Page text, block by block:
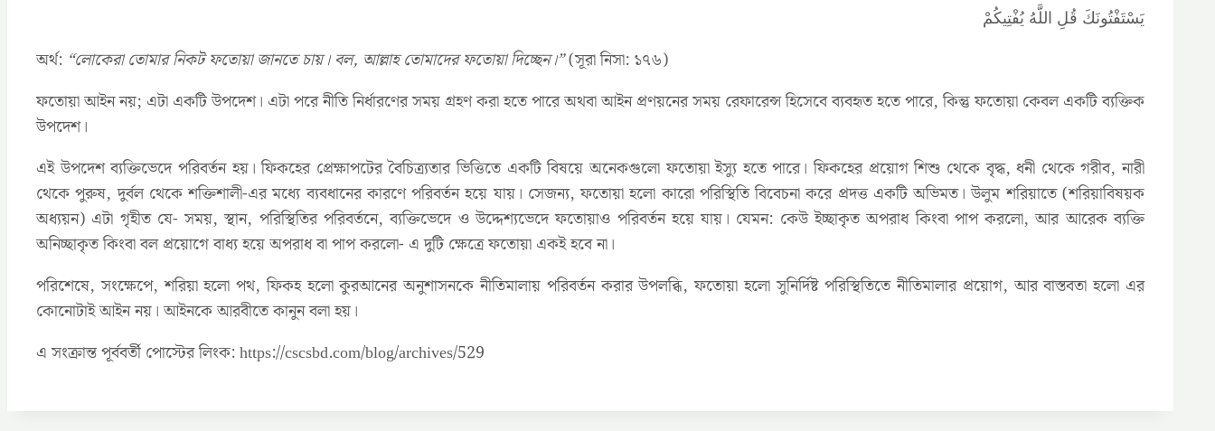
يَسْتَفْتُونَكَ قُلِ اللَّهُ يُفْتِيكُمْ
অর্থ: “লোকেরা তোমার নিকট ফতোয়া জানতে চায়। বল, আল্লাহ তোমাদের ফতোয়া দিচ্ছেন।”(সূরা নিসা: ১৭৬)
ফতোয়া আইন নয়; এটা একটি উপদেশ। এটা পরে নীতি নির্ধারণের সময় গ্রহণ করা হতে পারে অথবা আইন প্রণয়নের সময় রেফারেন্স হিসেবে ব্যবহৃত হতে পারে, কিন্তু ফতোয়া কেবল একটি ব্যক্তিক
উপদেশ।
এই উপদেশ ব্যক্তিভেদে পরিবর্তন হয়। ফিকহের প্রেক্ষাপটের বৈচিত্র্যতার ভিত্তিতে একটি বিষয়ে অনেকগুলো ফতোয়া ইস্যু হতে পারে। ফিকহের প্রয়োগ শিশু থেকে বৃদ্ধ, ধনী থেকে গরীব, নারী
থেকে পুরুষ, দুর্বল থেকে শক্তিশালী-এর মধ্যে ব্যবধানের কারণে পরিবর্তন হয়ে যায়। সেজন্য, ফতোয়া হলো কারো পরিস্থিতি বিবেচনা করে প্রদত্ত একটি অভিমত। উলুম শরিয়াতে (শরিয়াবিষয়ক
অধ্যয়ন) এটা গৃহীত যে- সময়, স্থান, পরিস্থিতির পরিবর্তনে, ব্যক্তিভেদে ও উদ্দেশ্যভেদে ফতোয়াও পরিবর্তন হয়ে যায়। যেমন: কেউ ইচ্ছাকৃত অপরাধ কিংবা পাপ করলো, আর আরেক ব্যক্তি
অনিচ্ছাকৃত কিংবা বল প্রয়োগে বাধ্য হয়ে অপরাধ বা পাপ করলো- এ দুটি ক্ষেত্রে ফতোয়া একই হবে না।
পরিশেষে, সংক্ষেপে, শরিয়া হলো পথ, ফিকহ হলো কুরআনের অনুশাসনকে নীতিমালায় পরিবর্তন করার উপলব্ধি, ফতোয়া হলো সুনির্দিষ্ট পরিস্থিতিতে নীতিমালার প্রয়োগ, আর বাস্তবতা হলো এর
কোনোটাই আইন নয়। আইনকে আরবীতে কানুন বলা হয়।
এ সংক্রান্ত পূর্ববর্তী পোস্টের লিংক: https://cscsbd.com/blog/archives/529